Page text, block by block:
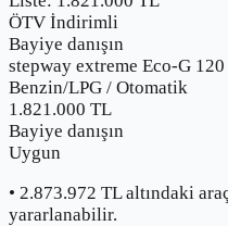
ÖTV İndirimli
Bayiye danışın
stepway extreme Eco-G 120
Benzin/LPG / Otomatik
1.821.000 TL
Bayiye danışın
Uygun
• 2.873.972 TL altındaki
yararlanabilir.